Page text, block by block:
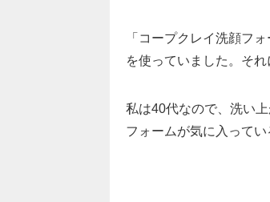
「コープクレイ洗顔フ
を使っていました。そ
私は40代なので、洗い
フォームが気に入ってい